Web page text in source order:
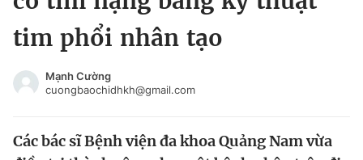
Chuyên mục khác
Chào ngày mới Tin 24h
Video Magazine
Tin đã xem
Đăng xuất
tim phổi nhân tạo
Mạnh Cường
cuongbaochidhkh@gmail.com
Các bác sĩ Bệnh viện đa khoa Quảng Nam vừa